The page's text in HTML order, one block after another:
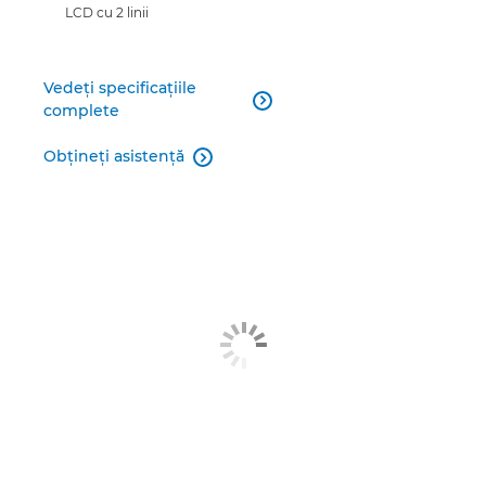
LCD cu 2 linii
Vedeţi specificaţiile
complete

Obţineţi asistenţă 